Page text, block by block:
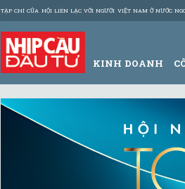
TẠP CHÍ CỦA HỘI LIÊN LẠC VỚI NGƯỜI VIỆT NAM Ở NƯỚC
KINH DOANH